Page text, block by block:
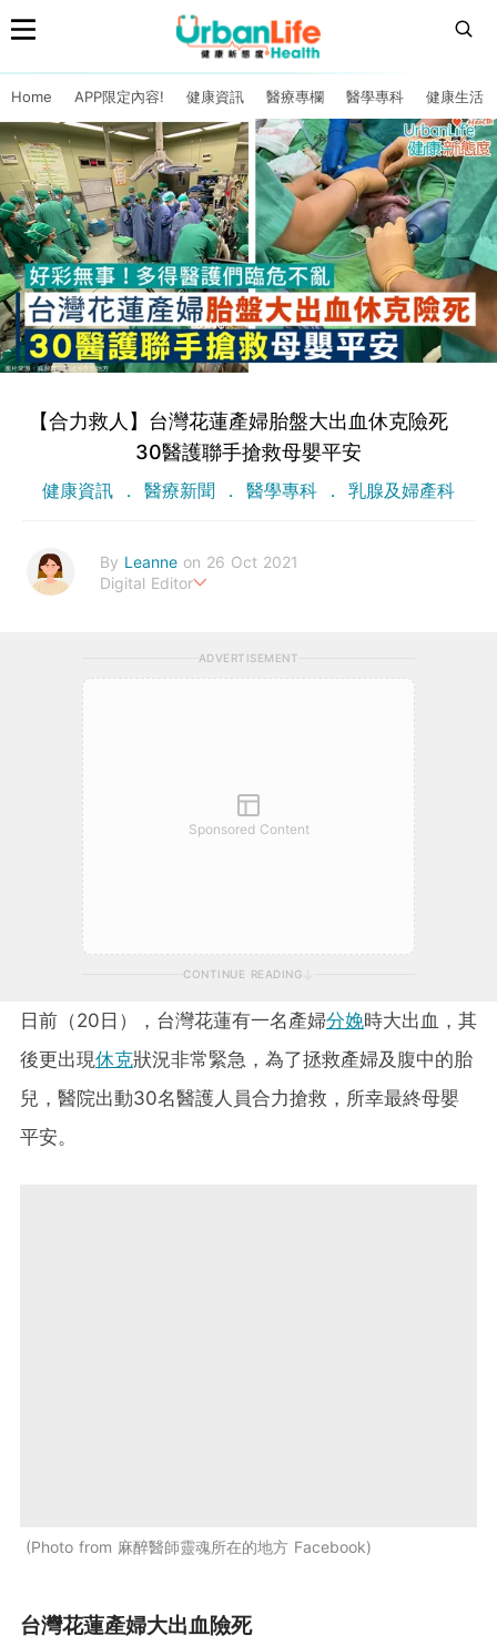
Home APP限定內容! 健康資訊 醫療專欄 醫學專科 健康生活
【合力救人】台灣花蓮產婦胎盤大出血休克險死
30醫護聯手搶救母嬰平安
健康資訊 醫療新聞 醫學專科 乳腺及婦產科
By Leanne on 26 Oct 2021
Digital Editor
ADVERTISEMENT
Sponsored Content
CONTINUE READING
日前（20日），台灣花蓮有一名產婦分娩時大出血，其
後更出現休克狀況非常緊急，為了拯救產婦及腹中的胎
兒，醫院出動30名醫護人員合力搶救，所幸最終母嬰
平安。
Photo from 麻醉醫師靈魂所在的地方 Facebook
台灣花蓮產婦大出血險死